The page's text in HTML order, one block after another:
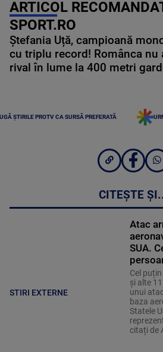
ARTICOL
SPORT.RO
Ștefania Uță, campioană
cu triplu record! Românca nu
rival în lume la 400 metri
ȘTIRILE PROTV CA SURSĂ PREFERATĂ
CITEȘTE
STIRI EXTERNE
Atac
SUA.
Cel
și alte
unui
baza
Statele
citați de